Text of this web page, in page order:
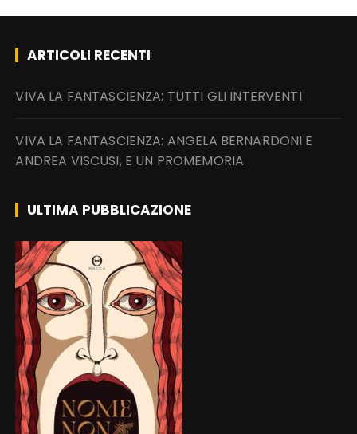
ARTICOLI RECENTI
VIVA LA FANTASCIENZA: TUTTI GLI INTERVENTI
VIVA LA FANTASCIENZA: ANGELA BERNARDONI E
ANDREA VISCUSI, E UN PROMEMORIA
ULTIMA PUBBLICAZIONE